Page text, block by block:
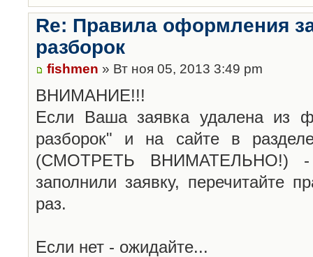
Re: Правила оформления
разборок
fishmen » Вт ноя 05, 2013 3:49 pm
ВНИМАНИЕ!!!
Если Ваша заявка удалена из
разборок" и на сайте в
(СМОТРЕТЬ ВНИМАТЕЛЬНО!)
заполнили заявку, перечитайте
раз.
Если нет - ожидайте...